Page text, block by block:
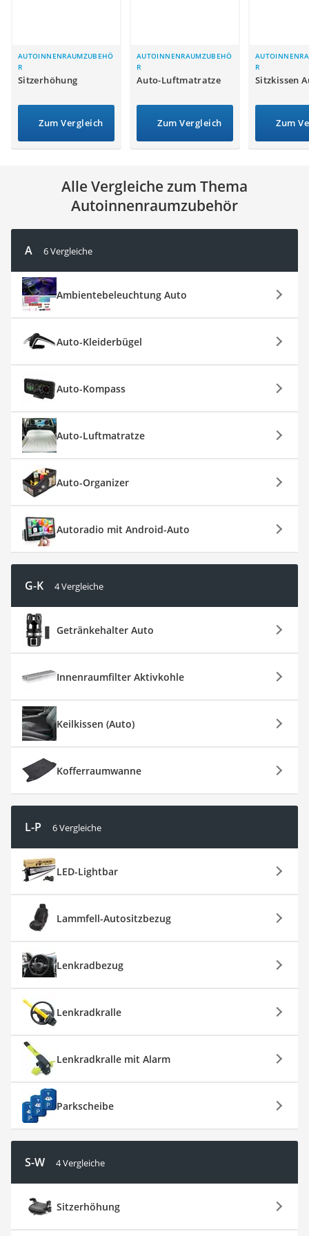
Wagenheber
Service
AUTOINNENRAUMZUBEHÖ
R
Sitzerhöhung
Zum Vergleich
AUTOINNENRAUMZUBEHÖ
R
Auto-Luftmatratze
Zum Vergleich
R
Sitzkissen
Zum
Alle Vergleiche zum Thema
Autoinnenraumzubehör
A 6 Vergleiche
Ambientebeleuchtung Auto
Auto-Kleiderbügel
Auto-Kompass
Auto-Luftmatratze
Auto-Organizer
Autoradio mit Android-Auto
G-K 4 Vergleiche
Getränkehalter Auto
Innenraumfilter Aktivkohle
Keilkissen (Auto)
Kofferraumwanne
L-P 6 Vergleiche
LED-Lightbar
Lammfell-Autositzbezug
Lenkradbezug
Lenkradkralle
Lenkradkralle mit Alarm
Parkscheibe
S-W 4 Vergleiche
Sitzerhöhung